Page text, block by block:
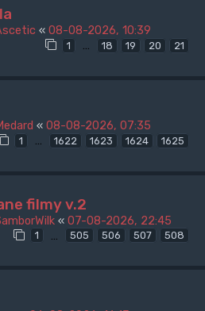
« 08-08-2026, 10:39
1 … 18 19 20 21
« 08-08-2026, 07:35
1 … 1622 1623 1624 1625
filmy v.2
« 07-08-2026, 22:45
1 … 505 506 507 508